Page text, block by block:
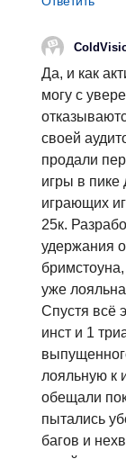
Да, и как
могу с
своей
продали
игры в пике
играющих
25к.
удержания
уже
Спустя всё
инст и 1
лояльную к
обещали
пытались
багов и